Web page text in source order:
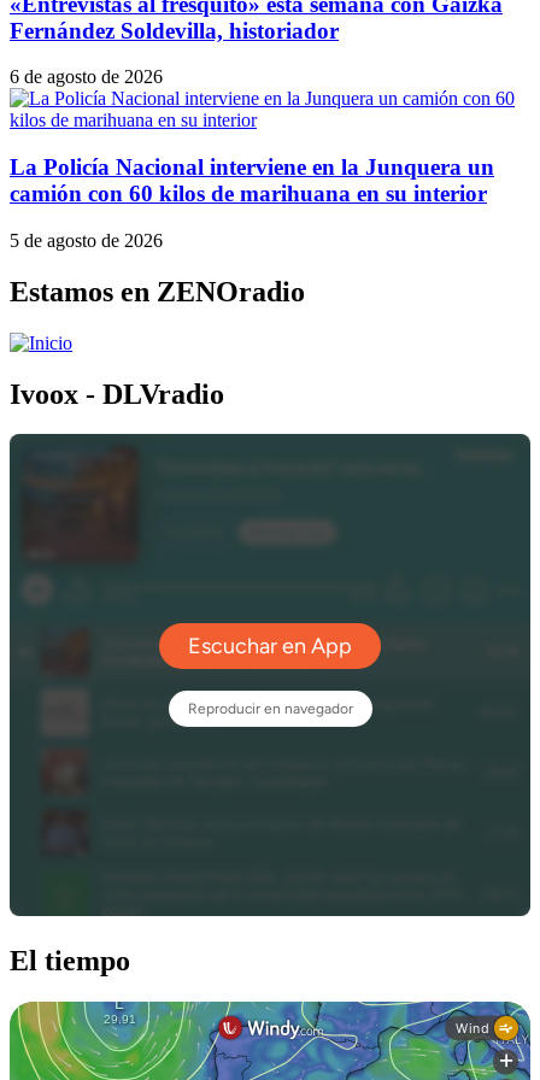
Fernández Soldevilla, historiador
6 de agosto de 2026
La Policía Nacional interviene en la Junquera un
camión con 60 kilos de marihuana en su interior
5 de agosto de 2026
Estamos en ZENOradio
Ivoox - DLVradio
El tiempo